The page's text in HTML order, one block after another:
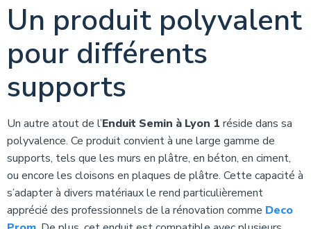
Un produit polyvalent
pour différents
supports
Un autre atout de l’Enduit Semin à Lyon 1 réside dans sa
polyvalence. Ce produit convient à une large gamme de
supports, tels que les murs en plâtre, en béton, en ciment,
ou encore les cloisons en plaques de plâtre. Cette capacité à
s’adapter à divers matériaux le rend particulièrement
apprécié des professionnels de la rénovation comme Deco